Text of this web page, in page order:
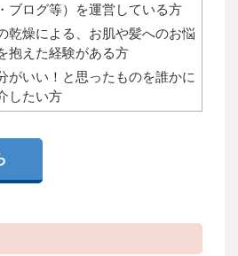
ブログ等）を運営している方
乾燥による、お肌や髪へのお悩
抱えた経験がある方
がいい！と思ったものを誰かに
したい方